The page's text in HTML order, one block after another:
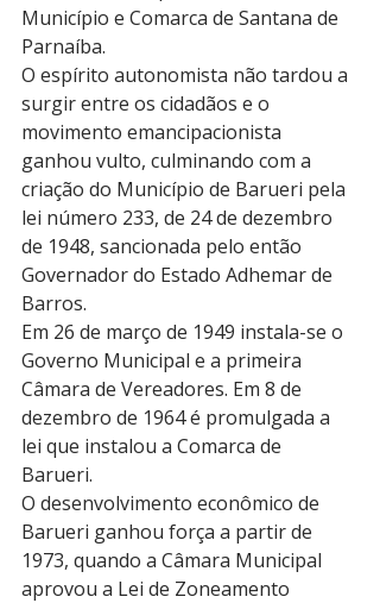
Município e Comarca de Santana de
Parnaíba.
O espírito autonomista não tardou a
surgir entre os cidadãos e o
movimento emancipacionista
ganhou vulto, culminando com a
criação do Município de Barueri pela
lei número 233, de 24 de dezembro
de 1948, sancionada pelo então
Governador do Estado Adhemar de
Barros.
Em 26 de março de 1949 instala-se o
Governo Municipal e a primeira
Câmara de Vereadores. Em 8 de
dezembro de 1964 é promulgada a
lei que instalou a Comarca de
Barueri.
O desenvolvimento econômico de
Barueri ganhou força a partir de
1973, quando a Câmara Municipal
aprovou a Lei de Zoneamento